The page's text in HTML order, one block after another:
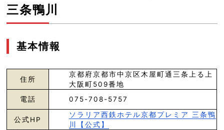
三条鴨川
基本情報
住所
京都府京都市中京区木屋町通三条上る上
大阪町509番地
電話
075-708-5757
公式HP
ソラリア西鉄ホテル京都プレミア 三条鴨
川【公式】